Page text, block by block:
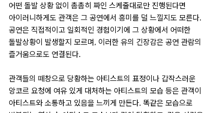
어떤 돌발 상황 없이 촘촘히 짜인 스케줄대로만 진행된다면
아이러니하게도 관객은 그 공연에서 흥미를 덜 느낄지도 모른다.
공연은 직접적이고 일회적인 경험이기에 그 상황에서 어떠한
돌발상황이 발생할지 모르며, 이러한 유의 긴장감은 공연 관람의
즐거움으로도 연결된다.
관객들의 떼창으로 당황하는 아티스트의 표정이나 갑작스러운
앙코르 요청에 여유 있게 대처하는 아티스트의 모습 등은 관객이
아티스트와 소통하고 있음을 느끼게 만든다. 똑같은 모습으로